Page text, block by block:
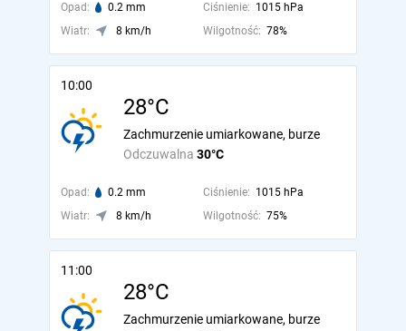
Opad: 0.2 mm Ciśnienie: 1015 hPa
Wiatr:
8 km/h Wilgotność: 78%
10:00
28°C
Odczuwalna 30°C
Zachmurzenie umiarkowane, burze
Opad: 0.2 mm Ciśnienie: 1015 hPa
Wiatr:
8 km/h Wilgotność: 75%
11:00
28°C
Zachmurzenie umiarkowane, burze